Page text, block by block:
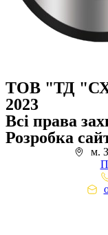
ТОВ "ТД
2023
Всі права
Розробка
м.